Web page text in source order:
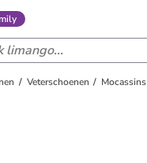
Veterschoenen Mocassins